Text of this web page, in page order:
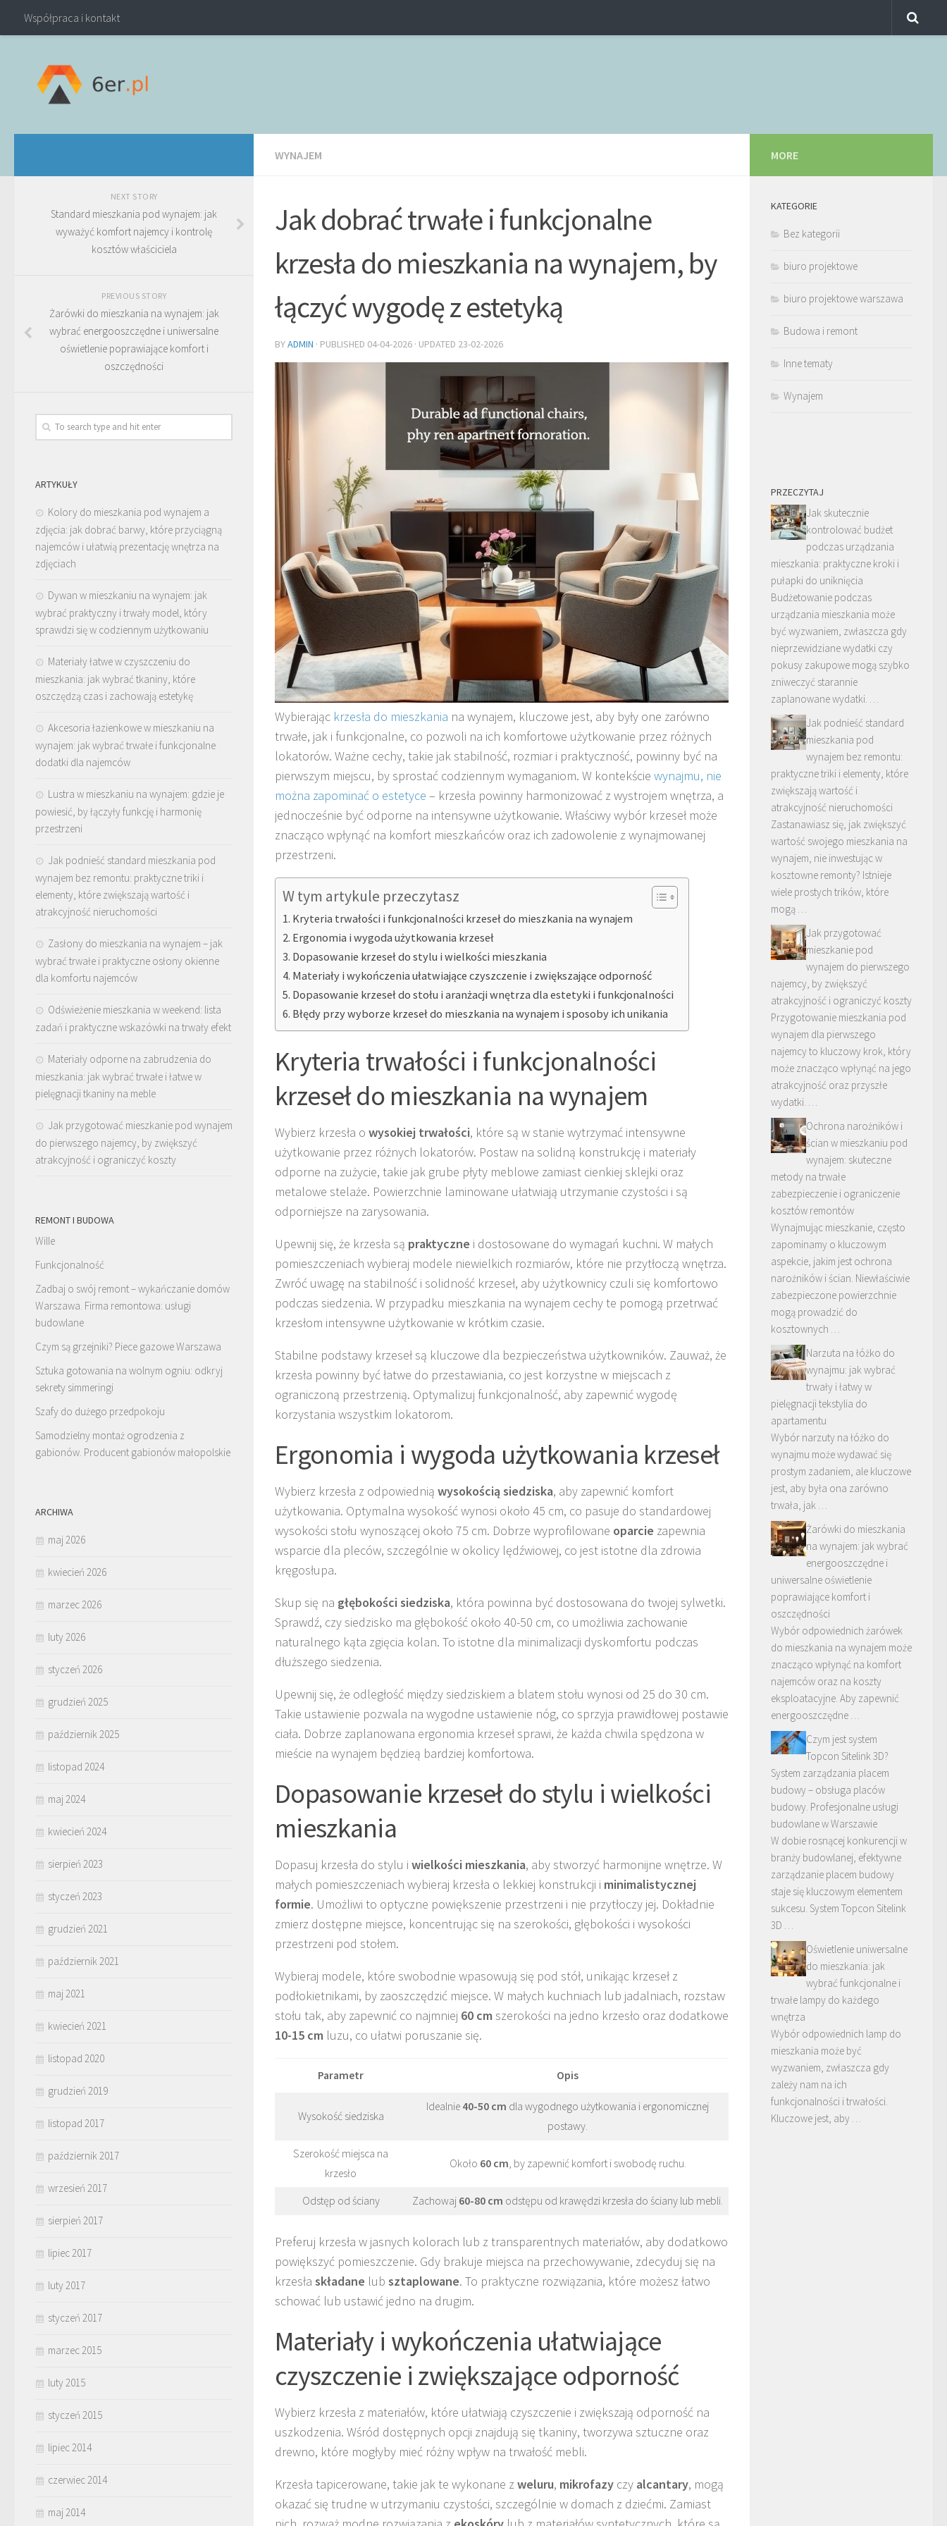
Współpraca i kontakt
WYNAJEM
Jak dobrać trwałe i funkcjonalne
krzesła do mieszkania na wynajem, by
łączyć wygodę z estetyką
BYADMIN · PUBLISHED 04-04-2026 · UPDATED 23-02-2026
Wybierając krzesła do mieszkania na wynajem, kluczowe jest, aby były one zarówno
trwałe, jak i funkcjonalne, co pozwoli na ich komfortowe użytkowanie przez różnych
lokatorów. Ważne cechy, takie jak stabilność, rozmiar i praktyczność, powinny być na
pierwszym miejscu, by sprostać codziennym wymaganiom. W kontekście wynajmu, nie
można zapominać o estetyce – krzesła powinny harmonizować z wystrojem wnętrza, a
jednocześnie być odporne na intensywne użytkowanie. Właściwy wybór krzeseł może
znacząco wpłynąć na komfort mieszkańców oraz ich zadowolenie z wynajmowanej
przestrzeni.
W tym artykule przeczytasz
Kryteria trwałości i funkcjonalności krzeseł do mieszkania na wynajem
Ergonomia i wygoda użytkowania krzeseł
Dopasowanie krzeseł do stylu i wielkości mieszkania
Materiały i wykończenia ułatwiające czyszczenie i zwiększające odporność
Dopasowanie krzeseł do stołu i aranżacji wnętrza dla estetyki i funkcjonalności
Błędy przy wyborze krzeseł do mieszkania na wynajem i sposoby ich unikania
Kryteria trwałości i funkcjonalności
krzeseł do mieszkania na wynajem
Wybierz krzesła o wysokiej trwałości, które są w stanie wytrzymać intensywne
użytkowanie przez różnych lokatorów. Postaw na solidną konstrukcję i materiały
odporne na zużycie, takie jak grube płyty meblowe zamiast cienkiej sklejki oraz
metalowe stelaże. Powierzchnie laminowane ułatwiają utrzymanie czystości i są
odporniejsze na zarysowania.
Upewnij się, że krzesła są praktyczne i dostosowane do wymagań kuchni. W małych
pomieszczeniach wybieraj modele niewielkich rozmiarów, które nie przytłoczą wnętrza.
Zwróć uwagę na stabilność i solidność krzeseł, aby użytkownicy czuli się komfortowo
podczas siedzenia. W przypadku mieszkania na wynajem cechy te pomogą przetrwać
krzesłom intensywne użytkowanie w krótkim czasie.
Stabilne podstawy krzeseł są kluczowe dla bezpieczeństwa użytkowników. Zauważ, że
krzesła powinny być łatwe do przestawiania, co jest korzystne w miejscach z
ograniczoną przestrzenią. Optymalizuj funkcjonalność, aby zapewnić wygodę
korzystania wszystkim lokatorom.
Ergonomia i wygoda użytkowania krzeseł
Wybierz krzesła z odpowiednią wysokością siedziska, aby zapewnić komfort
użytkowania. Optymalna wysokość wynosi około 45 cm, co pasuje do standardowej
wysokości stołu wynoszącej około 75 cm. Dobrze wyprofilowane oparcie zapewnia
wsparcie dla pleców, szczególnie w okolicy lędźwiowej, co jest istotne dla zdrowia
kręgosłupa.
Skup się na głębokości siedziska, która powinna być dostosowana do twojej sylwetki.
Sprawdź, czy siedzisko ma głębokość około 40-50 cm, co umożliwia zachowanie
naturalnego kąta zgięcia kolan. To istotne dla minimalizacji dyskomfortu podczas
dłuższego siedzenia.
Upewnij się, że odległość między siedziskiem a blatem stołu wynosi od 25 do 30 cm.
Takie ustawienie pozwala na wygodne ustawienie nóg, co sprzyja prawidłowej postawie
ciała. Dobrze zaplanowana ergonomia krzeseł sprawi, że każda chwila spędzona w
mieście na wynajem będzieą bardziej komfortowa.
Dopasowanie krzeseł do stylu i wielkości
mieszkania
Dopasuj krzesła do stylu i wielkości mieszkania, aby stworzyć harmonijne wnętrze. W
małych pomieszczeniach wybieraj krzesła o lekkiej konstrukcji i minimalistycznej
formie. Umożliwi to optyczne powiększenie przestrzeni i nie przytłoczy jej. Dokładnie
zmierz dostępne miejsce, koncentrując się na szerokości, głębokości i wysokości
przestrzeni pod stołem.
Wybieraj modele, które swobodnie wpasowują się pod stół, unikając krzeseł z
podłokietnikami, by zaoszczędzić miejsce. W małych kuchniach lub jadalniach, rozstaw
stołu tak, aby zapewnić co najmniej 60 cm szerokości na jedno krzesło oraz dodatkowe
10-15 cm luzu, co ułatwi poruszanie się.
Parametr Opis
Wysokość siedziska
Idealnie 40-50 cm dla wygodnego użytkowania i ergonomicznej
postawy.
Szerokość miejsca na
krzesło
Około 60 cm, by zapewnić komfort i swobodę ruchu.
Odstęp od ściany Zachowaj 60-80 cm odstępu od krawędzi krzesła do ściany lub mebli.
Preferuj krzesła w jasnych kolorach lub z transparentnych materiałów, aby dodatkowo
powiększyć pomieszczenie. Gdy brakuje miejsca na przechowywanie, zdecyduj się na
krzesła składane lub sztaplowane. To praktyczne rozwiązania, które możesz łatwo
schować lub ustawić jedno na drugim.
Materiały i wykończenia ułatwiające
czyszczenie i zwiększające odporność
Wybierz krzesła z materiałów, które ułatwiają czyszczenie i zwiększają odporność na
uszkodzenia. Wśród dostępnych opcji znajdują się tkaniny, tworzywa sztuczne oraz
drewno, które mogłyby mieć różny wpływ na trwałość mebli.
Krzesła tapicerowane, takie jak te wykonane z weluru, mikrofazy czy alcantary, mogą
okazać się trudne w utrzymaniu czystości, szczególnie w domach z dziećmi. Zamiast
NEXT STORY
Standard mieszkania pod wynajem: jak
wyważyć komfort najemcy i kontrolę
kosztów właściciela
PREVIOUS STORY
Żarówki do mieszkania na wynajem: jak
wybrać energooszczędne i uniwersalne
oświetlenie poprawiające komfort i
oszczędności
ARTYKUŁY
Kolory do mieszkania pod wynajem a
zdjęcia: jak dobrać barwy, które przyciągną
najemców i ułatwią prezentację wnętrza na
zdjęciach
Dywan w mieszkaniu na wynajem: jak
wybrać praktyczny i trwały model, który
sprawdzi się w codziennym użytkowaniu
Materiały łatwe w czyszczeniu do
mieszkania: jak wybrać tkaniny, które
oszczędzą czas i zachowają estetykę
Akcesoria łazienkowe w mieszkaniu na
wynajem: jak wybrać trwałe i funkcjonalne
dodatki dla najemców
Lustra w mieszkaniu na wynajem: gdzie je
powiesić, by łączyły funkcję i harmonię
przestrzeni
Jak podnieść standard mieszkania pod
wynajem bez remontu: praktyczne triki i
elementy, które zwiększają wartość i
atrakcyjność nieruchomości
Zasłony do mieszkania na wynajem – jak
wybrać trwałe i praktyczne osłony okienne
dla komfortu najemców
Odświeżenie mieszkania w weekend: lista
zadań i praktyczne wskazówki na trwały efekt
Materiały odporne na zabrudzenia do
mieszkania: jak wybrać trwałe i łatwe w
pielęgnacji tkaniny na meble
Jak przygotować mieszkanie pod wynajem
do pierwszego najemcy, by zwiększyć
atrakcyjność i ograniczyć koszty
REMONT I BUDOWA
Wille
Funkcjonalność
Zadbaj o swój remont – wykańczanie domów
Warszawa. Firma remontowa: usługi
budowlane
Czym są grzejniki? Piece gazowe Warszawa
Sztuka gotowania na wolnym ogniu: odkryj
sekrety simmeringi
Szafy do dużego przedpokoju
Samodzielny montaż ogrodzenia z
gabionów. Producent gabionów małopolskie
ARCHIWA
maj 2026
kwiecień 2026
marzec 2026
luty 2026
styczeń 2026
grudzień 2025
październik 2025
listopad 2024
maj 2024
kwiecień 2024
sierpień 2023
styczeń 2023
grudzień 2021
październik 2021
maj 2021
kwiecień 2021
listopad 2020
grudzień 2019
listopad 2017
październik 2017
wrzesień 2017
sierpień 2017
lipiec 2017
luty 2017
styczeń 2017
marzec 2015
luty 2015
styczeń 2015
lipiec 2014
czerwiec 2014
maj 2014
MORE
KATEGORIE
Bez kategorii
biuro projektowe
biuro projektowe warszawa
Budowa i remont
Inne tematy
Wynajem
PRZECZYTAJ
Jak skutecznie
kontrolować budżet
podczas urządzania
mieszkania: praktyczne kroki i
pułapki do uniknięcia
Budżetowanie podczas
urządzania mieszkania może
być wyzwaniem, zwłaszcza gdy
nieprzewidziane wydatki czy
pokusy zakupowe mogą szybko
zniweczyć starannie
zaplanowane wydatki. …
Jak podnieść standard
mieszkania pod
wynajem bez remontu:
praktyczne triki i elementy, które
zwiększają wartość i
atrakcyjność nieruchomości
Zastanawiasz się, jak zwiększyć
wartość swojego mieszkania na
wynajem, nie inwestując w
kosztowne remonty? Istnieje
wiele prostych trików, które
mogą …
Jak przygotować
mieszkanie pod
wynajem do pierwszego
najemcy, by zwiększyć
atrakcyjność i ograniczyć koszty
Przygotowanie mieszkania pod
wynajem dla pierwszego
najemcy to kluczowy krok, który
może znacząco wpłynąć na jego
atrakcyjność oraz przyszłe
wydatki. …
Ochrona narożników i
ścian w mieszkaniu pod
wynajem: skuteczne
metody na trwałe
zabezpieczenie i ograniczenie
kosztów remontów
Wynajmując mieszkanie, często
zapominamy o kluczowym
aspekcie, jakim jest ochrona
narożników i ścian. Niewłaściwie
zabezpieczone powierzchnie
mogą prowadzić do
kosztownych …
Narzuta na łóżko do
wynajmu: jak wybrać
trwały i łatwy w
pielęgnacji tekstylia do
apartamentu
Wybór narzuty na łóżko do
wynajmu może wydawać się
prostym zadaniem, ale kluczowe
jest, aby była ona zarówno
trwała, jak …
Żarówki do mieszkania
na wynajem: jak wybrać
energooszczędne i
uniwersalne oświetlenie
poprawiające komfort i
oszczędności
Wybór odpowiednich żarówek
do mieszkania na wynajem może
znacząco wpłynąć na komfort
najemców oraz na koszty
eksploatacyjne. Aby zapewnić
energooszczędne …
Czym jest system
Topcon Sitelink 3D?
System zarządzania placem
budowy – obsługa placów
budowy. Profesjonalne usługi
budowlane w Warszawie
W dobie rosnącej konkurencji w
branży budowlanej, efektywne
zarządzanie placem budowy
staje się kluczowym elementem
sukcesu. System Topcon Sitelink
3D …
Oświetlenie uniwersalne
do mieszkania: jak
wybrać funkcjonalne i
trwałe lampy do każdego
wnętrza
Wybór odpowiednich lamp do
mieszkania może być
wyzwaniem, zwłaszcza gdy
zależy nam na ich
funkcjonalności i trwałości.
Kluczowe jest, aby …